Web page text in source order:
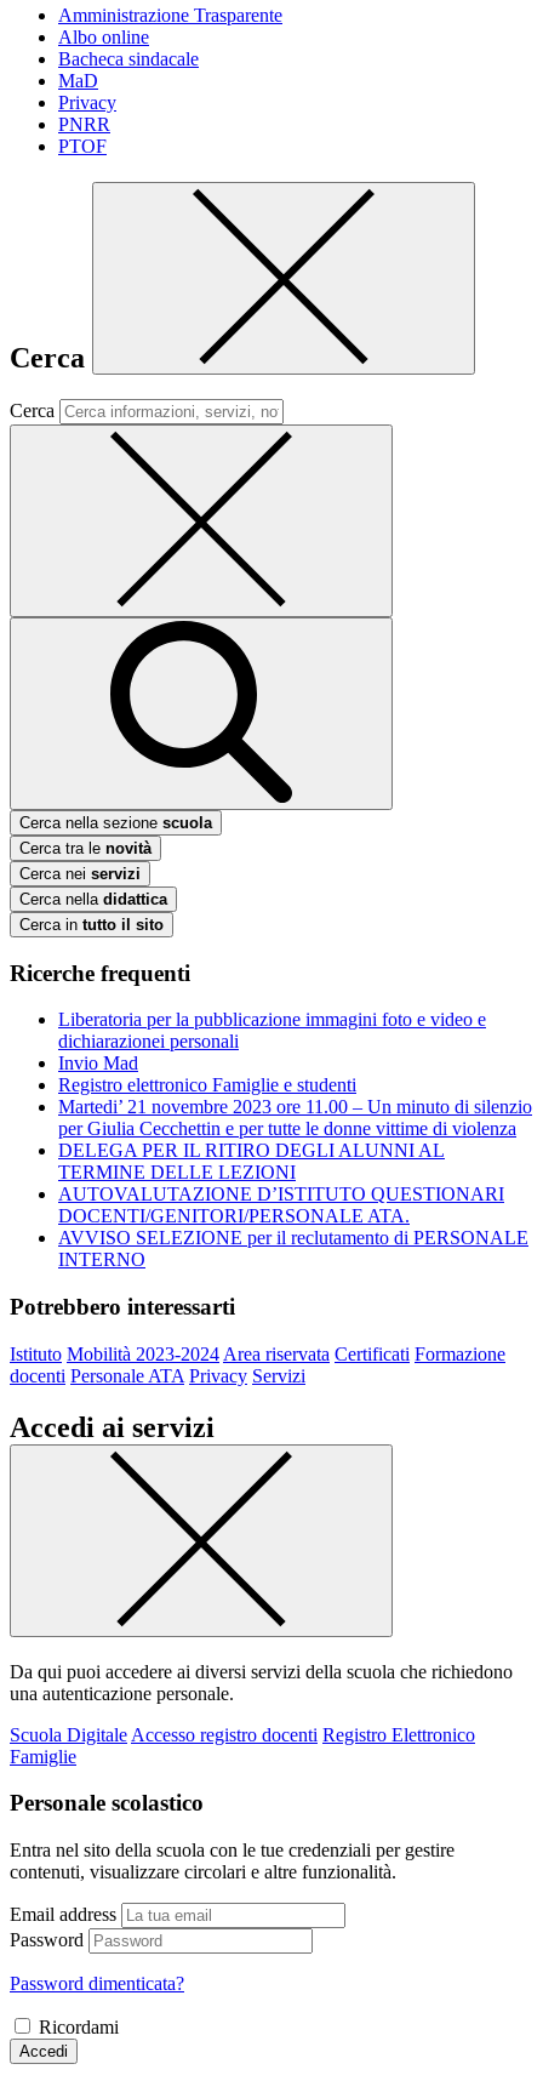
Amministrazione Trasparente
Albo online
Bacheca sindacale
MaD
Privacy
PNRR
PTOF
Cerca
Cerca
Cerca nella sezione scuola
Cerca tra le novità
Cerca nei servizi
Cerca nella didattica
Cerca in tutto il sito
Ricerche frequenti
Liberatoria per la pubblicazione immagini foto e video e
dichiarazionei personali
Invio Mad
Registro elettronico Famiglie e studenti
Martedi’ 21 novembre 2023 ore 11.00 – Un minuto di silenzio
per Giulia Cecchettin e per tutte le donne vittime di violenza
DELEGA PER IL RITIRO DEGLI ALUNNI AL
TERMINE DELLE LEZIONI
AUTOVALUTAZIONE D’ISTITUTO QUESTIONARI
DOCENTI/GENITORI/PERSONALE ATA.
AVVISO SELEZIONE per il reclutamento di PERSONALE
INTERNO
Potrebbero interessarti
Istituto Mobilità 2023-2024 Area riservata Certificati Formazione
docenti Personale ATA Privacy Servizi
Accedi ai servizi
Da qui puoi accedere ai diversi servizi della scuola che richiedono
una autenticazione personale.
Scuola Digitale Accesso registro docenti Registro Elettronico
Famiglie
Personale scolastico
Entra nel sito della scuola con le tue credenziali per gestire
contenuti, visualizzare circolari e altre funzionalità.
Email address
Password
Password dimenticata?
Ricordami
Accedi